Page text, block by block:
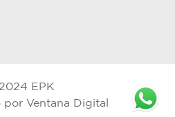
EPK
por Ventana Digital